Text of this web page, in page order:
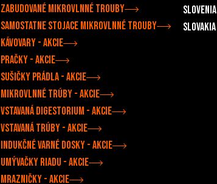
Zabudované mikrovlnné trouby
Samostatne stojace mikrovlnné trouby
Kávovary - akcie
Pračky - akcie
Sušičky prádla - akcie
Mikrovlnné trúby - akcie
Vstavaná digestorium - akcie
Vstavaná trúby - akcie
Indukčné varné dosky - akcie
Umývačky riadu - akcie
Mrazničky - akcie
Slovenia
Slovakia